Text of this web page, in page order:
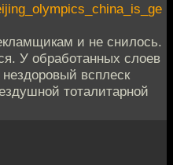
и не снилось.
У обработанных слоев
всплеск
тоталитарной